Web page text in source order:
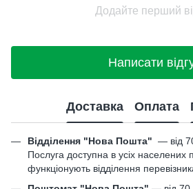
Додайте перший
Написати
Доставка Оплата
Відділення "Нова Пошта" — від
Послуга доступна в усіх населених
функціонують відділення